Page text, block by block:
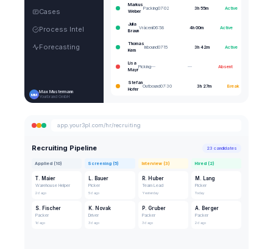
Cases
Process Intel
Forecasting
MM Max Mustermann
Yourbrand GmbH
Markus
Weber
Packing07:02 3h 55m Active
Julia
Braun
Vrácení06:58 4h 00m Active
Thomas
Kern
Inbound07:15 3h 42m Active
Lisa
Mayr
Picking— — Absent
Stefan
Hofer
Outbound07:30 3h 27m Break
app.your3pl.com/hr/recruiting
Recruiting Pipeline 23 candidates
Applied (10)
T. Maier
Warehouse Helper
2d ago
S. Fischer
Packer
1d ago
Screening (5)
L. Bauer
Picker
5d ago
K. Novak
Driver
3d ago
Interview (3)
R. Huber
Team Lead
Yesterday
P. Gruber
Packer
3d ago
Hired (2)
M. Lang
Picker
Today
A. Berger
Packer
2d ago